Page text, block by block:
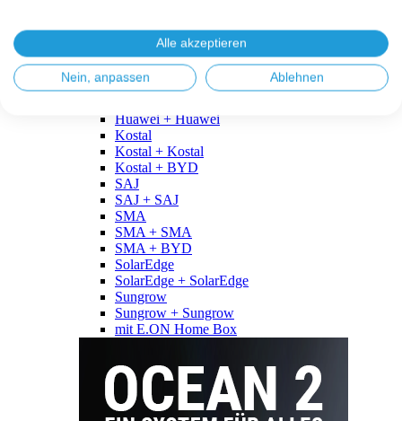
Fronius + BYD
GoodWe
GoodWe + GoodWe
GoodWe + BYD
Huawei + Huawei
Kostal
Kostal + Kostal
Kostal + BYD
SAJ
SAJ + SAJ
SMA
SMA + SMA
SMA + BYD
SolarEdge
SolarEdge + SolarEdge
Sungrow
Sungrow + Sungrow
mit E.ON Home Box
Alle akzeptieren
Nein, anpassen Ablehnen